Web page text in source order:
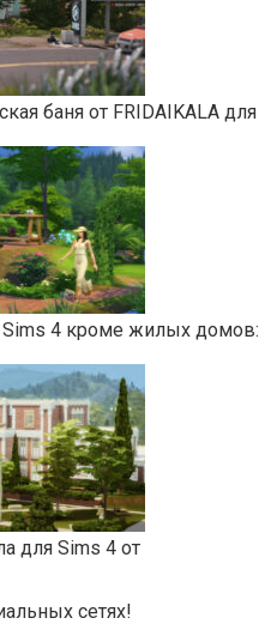
баня от FRIDAIKALA для
Sims 4 кроме жилых домов:
для Sims 4 от
сетях!